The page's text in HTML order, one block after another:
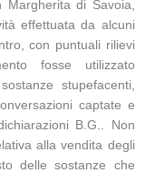
Margherita di Savoia,
effettuata da alcuni
con puntuali rilievi
fosse utilizzato
stupefacenti,
captate e
B.G.. Non
alla vendita degli
delle sostanze che